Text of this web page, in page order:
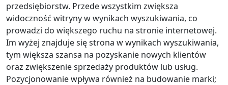
przedsiębiorstw. Przede wszystkim zwiększa
widoczność witryny w wynikach wyszukiwania, co
prowadzi do większego ruchu na stronie internetowej.
Im wyżej znajduje się strona w wynikach wyszukiwania,
tym większa szansa na pozyskanie nowych klientów
oraz zwiększenie sprzedaży produktów lub usług.
Pozycjonowanie wpływa również na budowanie marki;